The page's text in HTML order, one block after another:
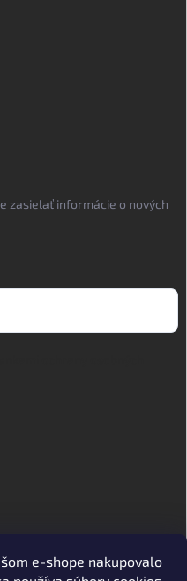
e-shope nakupovalo
zasielať informácie o nových